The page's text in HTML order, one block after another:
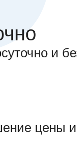
и
цены и